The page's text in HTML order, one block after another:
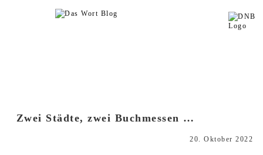
Zwei Städte, zwei Buchmessen …
20. Oktober 2022